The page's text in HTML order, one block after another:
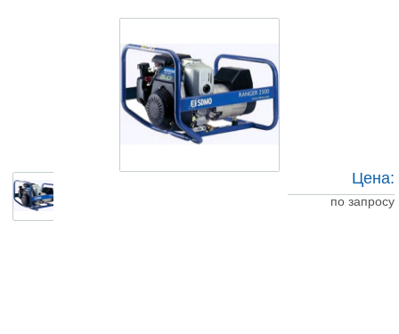
Цена:
по запросу